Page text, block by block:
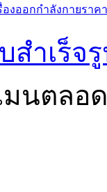
องออกกำลังกายราค
สำเร็จ
มนตลอ